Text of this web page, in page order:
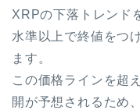
XRPの下落トレンド
水準以上で終値をつ
ます。
この価格ラインを超
開が予想されるため